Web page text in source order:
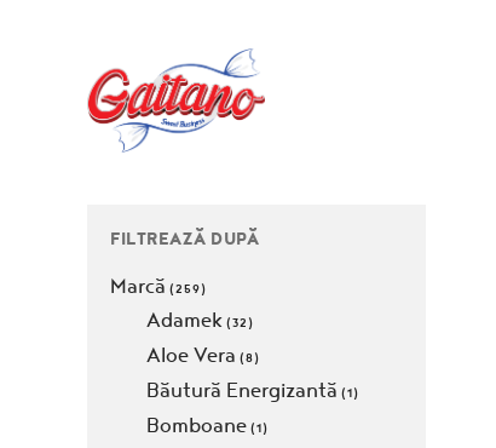
FILTREAZĂ DUPĂ
Marcă (259)
Adamek (32)
Aloe Vera (8)
Băutură Energizantă (1)
Bomboane (1)